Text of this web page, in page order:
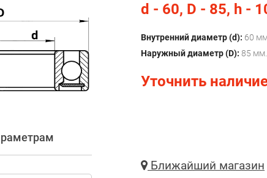
d - 60, D - 85, h -
Внутренний диаметр (d): 60
Наружный диаметр (D): 85 мм.
Уточнить
Ближайший магазин